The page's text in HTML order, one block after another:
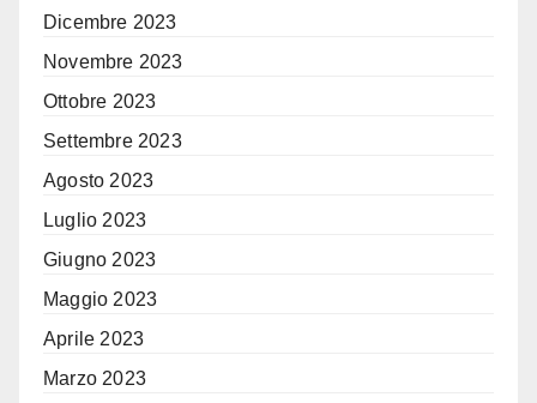
Dicembre 2023
Novembre 2023
Ottobre 2023
Settembre 2023
Agosto 2023
Luglio 2023
Giugno 2023
Maggio 2023
Aprile 2023
Marzo 2023